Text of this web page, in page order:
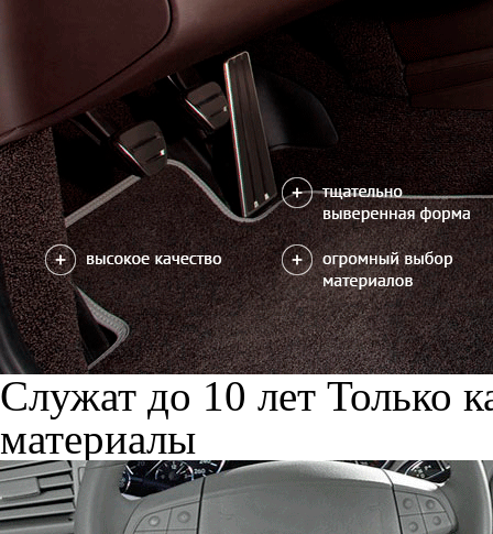
Служат до 10 лет Только
материалы